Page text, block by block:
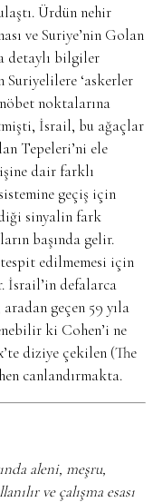
Ürdün nehir
ve Suriye’nin Golan
detaylı bilgiler
Suriyelilere ‘askerler
noktalarına
İsrail, bu ağaçlar
Tepeleri’ni ele
dair farklı
geçiş için
sinyalin fark
başında gelir.
tespit edilmemesi için
İsrail’in defalarca
geçen 59 yıla
ki Cohen’i ne
diziye çekilen (The
canlandırmakta.
aleni, meşru,
ve çalışma esası